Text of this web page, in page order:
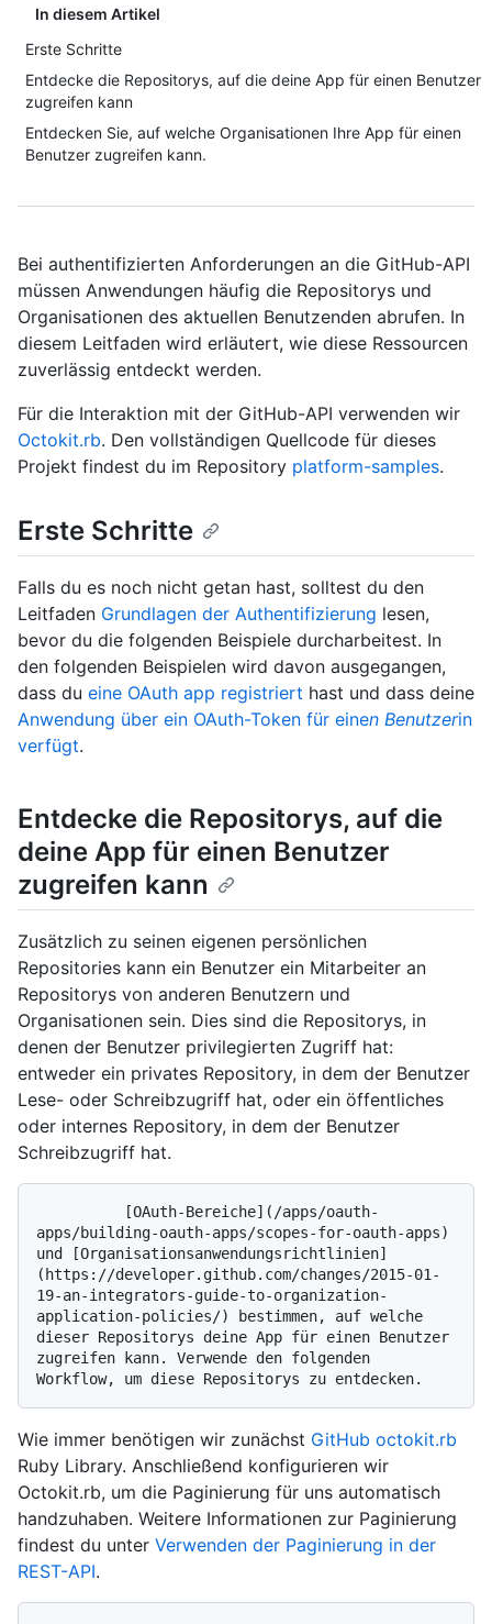
In diesem Artikel
Erste Schritte
Entdecke die Repositorys, auf die deine App für einen Benutzer
zugreifen kann
Entdecken Sie, auf welche Organisationen Ihre App für einen
Benutzer zugreifen kann.
Bei authentifizierten Anforderungen an die GitHub-API
müssen Anwendungen häufig die Repositorys und
Organisationen des aktuellen Benutzenden abrufen. In
diesem Leitfaden wird erläutert, wie diese Ressourcen
zuverlässig entdeckt werden.
Für die Interaktion mit der GitHub-API verwenden wir
Octokit.rb. Den vollständigen Quellcode für dieses
Projekt findest du im Repository platform-samples.
Erste Schritte
Falls du es noch nicht getan hast, solltest du den
Leitfaden Grundlagen der Authentifizierung lesen,
bevor du die folgenden Beispiele durcharbeitest. In
den folgenden Beispielen wird davon ausgegangen,
dass du eine OAuth app registriert hast und dass deine
Anwendung über ein OAuth-Token für einen Benutzerin
verfügt.
Entdecke die Repositorys, auf die
deine App für einen Benutzer
zugreifen kann
Zusätzlich zu seinen eigenen persönlichen
Repositories kann ein Benutzer ein Mitarbeiter an
Repositorys von anderen Benutzern und
Organisationen sein. Dies sind die Repositorys, in
denen der Benutzer privilegierten Zugriff hat:
entweder ein privates Repository, in dem der Benutzer
Lese- oder Schreibzugriff hat, oder ein öffentliches
oder internes Repository, in dem der Benutzer
Schreibzugriff hat.
apps/building-oauth-apps/scopes-for-oauth-apps)
und [Organisationsanwendungsrichtlinien]
(https://developer.github.com/changes/2015-01-
19-an-integrators-guide-to-organization-
application-policies/) bestimmen, auf welche
dieser Repositorys deine App für einen Benutzer
zugreifen kann. Verwende den folgenden
Wie immer benötigen wir zunächst GitHub octokit.rb
Ruby Library. Anschließend konfigurieren wir
Octokit.rb, um die Paginierung für uns automatisch
handzuhaben. Weitere Informationen zur Paginierung
findest du unter Verwenden der Paginierung in der
REST-API.